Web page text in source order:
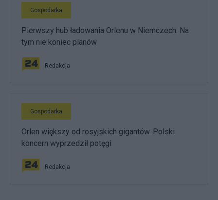
Gospodarka
Pierwszy hub ładowania Orlenu w Niemczech. Na
tym nie koniec planów
Redakcja
Gospodarka
Orlen większy od rosyjskich gigantów. Polski
koncern wyprzedził potęgi
Redakcja